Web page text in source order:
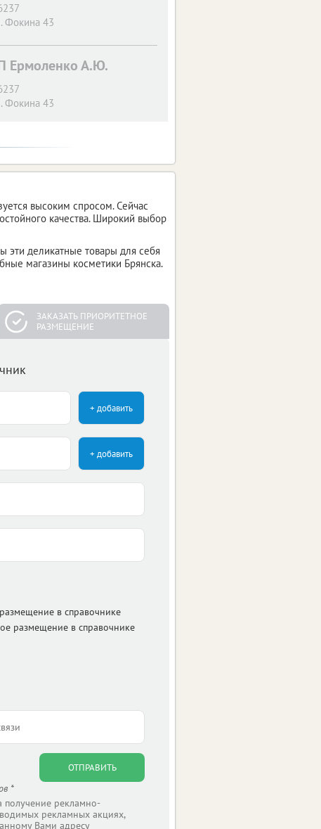
Фокина 43
Ермоленко А.Ю.
Фокина 43
высоким спросом. Сейчас
качества. Широкий выбор
эти деликатные товары для себя
магазины косметики Брянска.
ЗАКАЗАТЬ ПРИОРИТЕТНОЕ
РАЗМЕЩЕНИЕ
+ добавить
+ добавить
в справочнике
размещение в справочнике
ОТПРАВИТЬ
*
получение рекламно-
рекламных акциях,
Вами адресу